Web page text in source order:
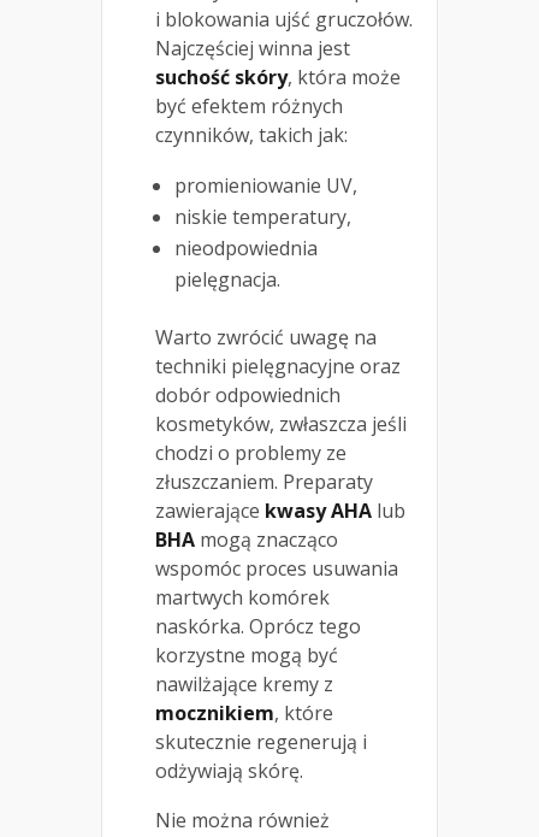
i blokowania ujść gruczołów.
Najczęściej winna jest
suchość skóry, która może
być efektem różnych
czynników, takich jak:
promieniowanie UV,
niskie temperatury,
nieodpowiednia
pielęgnacja.
Warto zwrócić uwagę na
techniki pielęgnacyjne oraz
dobór odpowiednich
kosmetyków, zwłaszcza jeśli
chodzi o problemy ze
złuszczaniem. Preparaty
zawierające kwasy AHA lub
BHA mogą znacząco
wspomóc proces usuwania
martwych komórek
naskórka. Oprócz tego
korzystne mogą być
nawilżające kremy z
mocznikiem, które
skutecznie regenerują i
odżywiają skórę.
Nie można również